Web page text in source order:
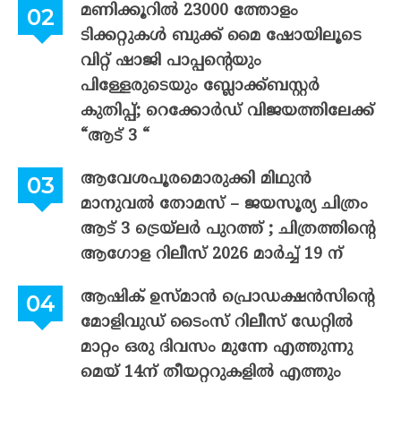
മണിക്കൂറിൽ 23000 ത്തോളം
ടിക്കറ്റുകൾ ബുക്ക് മൈ ഷോയിലൂടെ
വിറ്റ് ഷാജി പാപ്പന്റെയും
പിള്ളേരുടെയും ബ്ലോക്ക്ബസ്റ്റർ
കുതിപ്പ്; റെക്കോർഡ് വിജയത്തിലേക്ക്
“ആട് 3 “
ആവേശപൂരമൊരുക്കി മിഥുൻ
മാനുവൽ തോമസ് – ജയസൂര്യ ചിത്രം
ആട് 3 ട്രെയ്‌ലർ പുറത്ത് ; ചിത്രത്തിന്റെ
ആഗോള റിലീസ് 2026 മാർച്ച് 19 ന്
ആഷിക് ഉസ്മാൻ പ്രൊഡക്ഷൻസിന്റെ
മോളിവുഡ് ടൈംസ് റിലീസ് ഡേറ്റിൽ
മാറ്റം ഒരു ദിവസം മുന്നേ എത്തുന്നു
മെയ് 14ന് തീയറ്ററുകളിൽ എത്തും